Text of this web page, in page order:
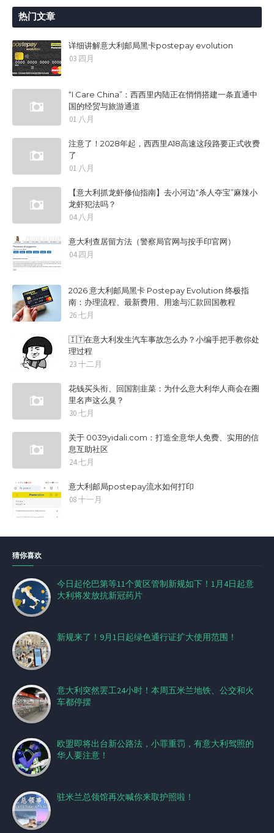
热门文章
详细讲解意大利邮局黑卡postepay evolution
03 四月
“I Care China”：西西里内陆正在悄悄搭建一条直通中
国的经贸与旅游通道
01 八月
注意了！2028年起，西西里A18高速这段路要正式收费
了
01 八月
【意大利抓龙虾修仙指南】去小河边“杀人夺宝”麻辣小
龙虾犯法吗？
04 八月
意大利查居留方法（警察局官网与按手印官网）
04 四月
2026 意大利邮局黑卡 Postepay Evolution 终极指
南：办理流程、最新费用、用途与汇款回国教程
26 七月
🇮🇹在意大利发生汽车事故怎么办？小编手把手教你处
理过程
23 十二月
花钱买头衔、回国割韭菜：为什么意大利华人商会在圈
里名声这么臭？
30 七月
关于 0039yidali.com：打造全意华人免费、实用的信
息互助社区
24 七月
意大利邮局postepay流水如何打印
08 十一月
猜你喜欢
今日起伦巴第等11个黄区管制新规如下！1月4日起意
大利将发放抗新冠药片
新规来了！9月1日起绿色通行证扩大使用范围！
意大利突然罢工24小时！本周五米兰地铁、公交和火
车都停摆
欧盟即将出台新公路法，小罪重罚，有意大利驾照的
华人要注意！
驻米兰总领馆再次喊你来取护照啦！